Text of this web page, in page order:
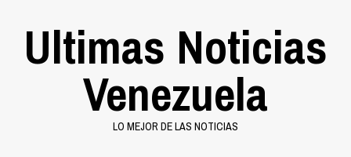
Ultimas Noticias
Venezuela
LO MEJOR DE LAS NOTICIAS